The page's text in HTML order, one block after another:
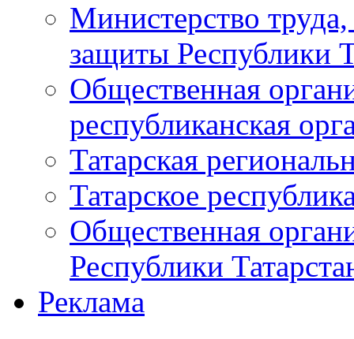
Министерство
защиты Республики
Общественная
республиканская
Татарская
Татарское
Общественная
Республики
Реклама